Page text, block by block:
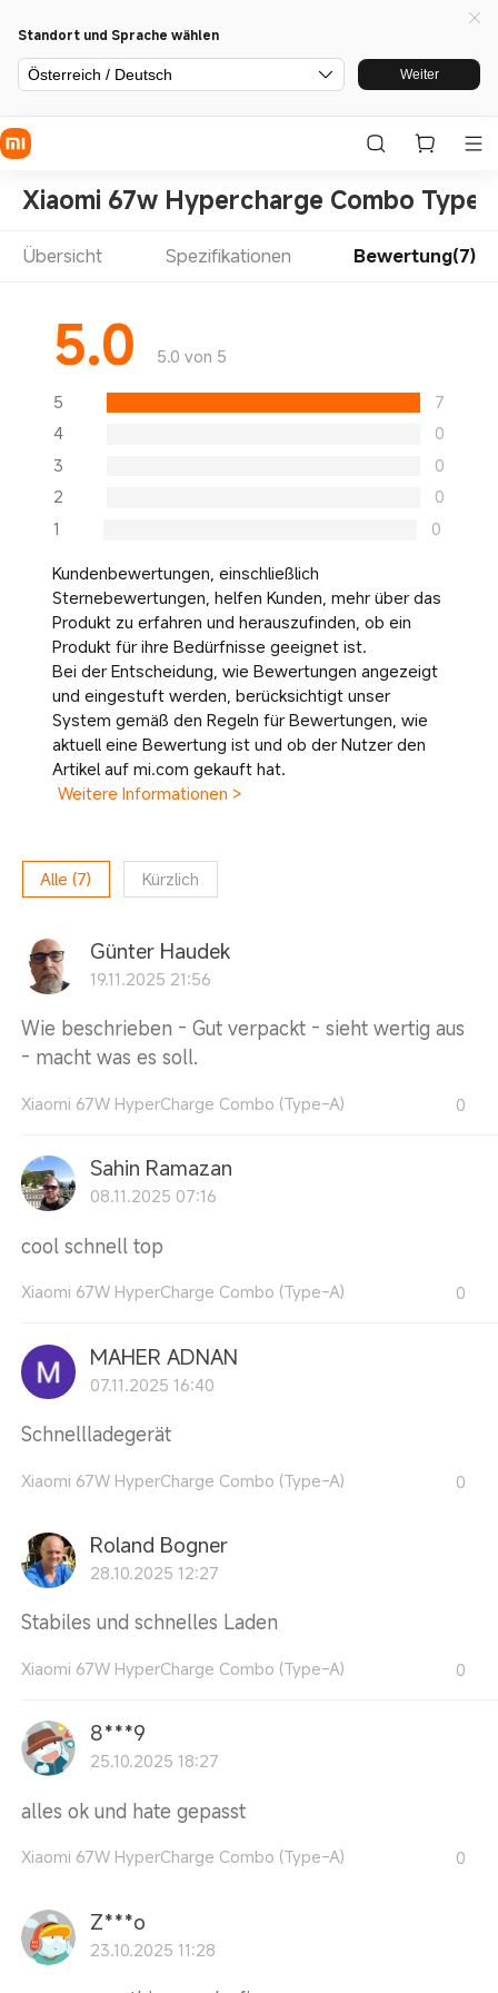
Standort und Sprache wählen
Österreich / Deutsch Weiter
Xiaomi 67w Hypercharge Combo Type
Übersicht Spezifikationen Bewertung(7)
5.0 5.0 von 5
5
7
4
0
3
0
2
0
1
0
Kundenbewertungen, einschließlich
Sternebewertungen, helfen Kunden, mehr über das
Produkt zu erfahren und herauszufinden, ob ein
Produkt für ihre Bedürfnisse geeignet ist.
Bei der Entscheidung, wie Bewertungen angezeigt
und eingestuft werden, berücksichtigt unser
System gemäß den Regeln für Bewertungen, wie
aktuell eine Bewertung ist und ob der Nutzer den
Artikel auf mi.com gekauft hat.
Weitere Informationen >
Alle (7) Kürzlich
Günter Haudek
19.11.2025 21:56
Wie beschrieben - Gut verpackt - sieht wertig aus
- macht was es soll.
Xiaomi 67W HyperCharge Combo (Type-A) 0
Sahin Ramazan
08.11.2025 07:16
cool schnell top
Xiaomi 67W HyperCharge Combo (Type-A) 0
MAHER ADNAN
07.11.2025 16:40
Schnellladegerät
Xiaomi 67W HyperCharge Combo (Type-A) 0
Roland Bogner
28.10.2025 12:27
Stabiles und schnelles Laden
Xiaomi 67W HyperCharge Combo (Type-A) 0
8***9
25.10.2025 18:27
alles ok und hate gepasst
Xiaomi 67W HyperCharge Combo (Type-A) 0
Z***o
23.10.2025 11:28